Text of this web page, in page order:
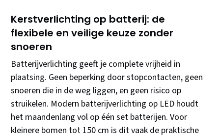
Kerstverlichting op batterij: de
flexibele en veilige keuze zonder
snoeren
Batterijverlichting geeft je complete vrijheid in
plaatsing. Geen beperking door stopcontacten, geen
snoeren die in de weg liggen, en geen risico op
struikelen. Modern batterijverlichting op LED houdt
het maandenlang vol op één set batterijen. Voor
kleinere bomen tot 150 cm is dit vaak de praktische